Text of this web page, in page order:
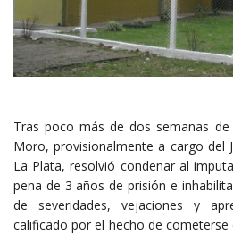
Tras poco más de dos semanas
Moro, provisionalmente a cargo del
La Plata, resolvió condenar al
pena de 3 años de prisión e
de severidades, vejaciones y
calificado por el hecho de